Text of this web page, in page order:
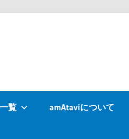
覧 amAtaviについて